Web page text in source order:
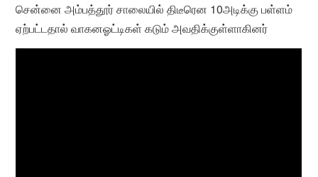
சென்னை அம்பத்தூர் சாலையில் திடீரென 10அடிக்கு பள்ளம்
ஏற்பட்டதால் வாகனஓட்டிகள் கடும் அவதிக்குள்ளாகினர்